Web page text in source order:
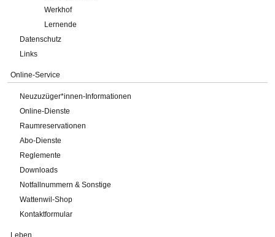
Werkhof
Lernende
Datenschutz
Links
Online-Service
Neuzuzüger*innen-Informationen
Online-Dienste
Raumreservationen
Abo-Dienste
Reglemente
Downloads
Notfallnummern & Sonstige
Wattenwil-Shop
Kontaktformular
Leben